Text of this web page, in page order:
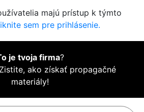
majú prístup k týmto
sem pre prihlásenie.
je tvoja firma?
Zistite, ako získať propagačné
materiály!